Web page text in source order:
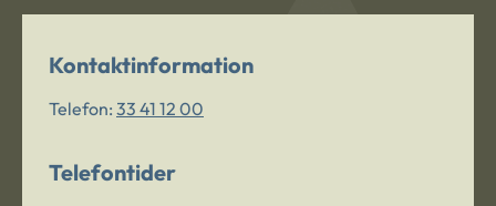
Kontaktinformation
Telefon: 33 41 12 00
Telefontider